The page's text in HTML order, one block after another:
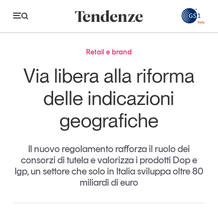
Tendenze
Economia e consumi
Logistica
Retail e brand
Sostenibilità
Retail e brand
Via libera alla riforma
delle indicazioni
geografiche
Il nuovo regolamento rafforza il ruolo dei
consorzi di tutela e valorizza i prodotti Dop e
Igp, un settore che solo in Italia sviluppa oltre 80
miliardi di euro